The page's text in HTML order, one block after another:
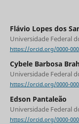
Flávio Lopes dos
Universidade Federal
https://orcid.org/0000-
Cybele Barbosa
Universidade Federal
https://orcid.org/0000-
Edson Pantaleão
Universidade Federal
https://orcid.org/0000-